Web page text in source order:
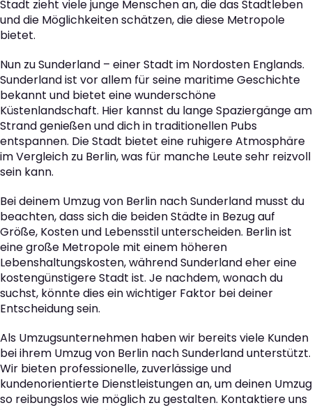
Stadt zieht viele junge Menschen an, die das Stadtleben
und die Möglichkeiten schätzen, die diese Metropole
bietet.
Nun zu Sunderland – einer Stadt im Nordosten Englands.
Sunderland ist vor allem für seine maritime Geschichte
bekannt und bietet eine wunderschöne
Küstenlandschaft. Hier kannst du lange Spaziergänge am
Strand genießen und dich in traditionellen Pubs
entspannen. Die Stadt bietet eine ruhigere Atmosphäre
im Vergleich zu Berlin, was für manche Leute sehr reizvoll
sein kann.
Bei deinem Umzug von Berlin nach Sunderland musst du
beachten, dass sich die beiden Städte in Bezug auf
Größe, Kosten und Lebensstil unterscheiden. Berlin ist
eine große Metropole mit einem höheren
Lebenshaltungskosten, während Sunderland eher eine
kostengünstigere Stadt ist. Je nachdem, wonach du
suchst, könnte dies ein wichtiger Faktor bei deiner
Entscheidung sein.
Als Umzugsunternehmen haben wir bereits viele Kunden
bei ihrem Umzug von Berlin nach Sunderland unterstützt.
Wir bieten professionelle, zuverlässige und
kundenorientierte Dienstleistungen an, um deinen Umzug
so reibungslos wie möglich zu gestalten. Kontaktiere uns